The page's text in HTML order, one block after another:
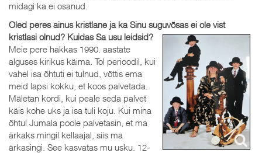
midagi ka ei osanud.
Oled peres ainus kristlane ja ka Sinu suguvõsas ei ole vist
kristlasi olnud? Kuidas Sa usu leidsid?
Meie pere hakkas 1990. aastate
alguses kirikus käima. Tol perioodil, kui
vahel isa õhtuti ei tulnud, võttis ema
meid lapsi kokku, et koos palvetada.
Mäletan kordi, kui peale seda palvet
käis kohe uks ja isa tuli koju. Kui mina
õhtul Jumala poole palvetasin, et ma
ärkaks mingil kellaajal, siis ma
ärkasingi. See kasvatas mu usku. 12-